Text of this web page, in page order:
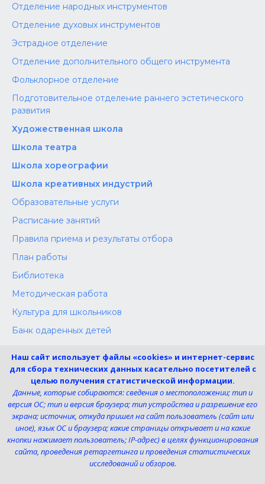
Отделение народных инструментов
Отделение духовых инструментов
Эстрадное отделение
Отделение дополнительного общего инструмента
Фольклорное отделение
Подготовительное отделение раннего эстетического
развития
Художественная школа
Школа‌‌‌‌ театра
Школа хореографии
Школа креативных индустрий
Образовательные услуги
Расписание занятий
Правила приема и результаты отбора
План работы
Библиотека
Методическая работа
Культура для школьников
Банк одаренных детей
Независимая оценка
Меры поддержки участников СВО
Телефон:
8 (4725) 240725
Электронная почта:
uk-dshi1@belgov.ru
Наш сайт использует файлы «cookies» и интернет-сервис
для сбора технических данных касательно посетителей с
целью получения статистической информации.
Данные, которые собираются: сведения о местоположении; тип и
версия ОС; тип и версия браузера; тип устройства и разрешение его
экрана; источник, откуда пришел на сайт пользователь (сайт или
иное), язык ОС и браузера; какие страницы открывает и на какие
кнопки нажимает пользователь; IP-адрес) в целях функционирования
сайта, проведения ретаргетинга и проведения статистических
исследований и обзоров.